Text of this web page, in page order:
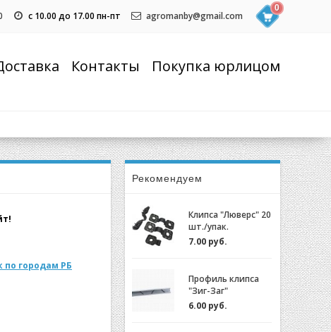
с 10.00 до 17.00 пн-пт agromanby@gmail.com
0
Контакты Покупка юрлицом
Рекомендуем
Клипса "Люверс" 20
шт./упак.
7.00 руб.
Профиль клипса
"Зиг-Заг"
(ХОЗАГРО) с
замком для
6.00 руб.
по городам РБ